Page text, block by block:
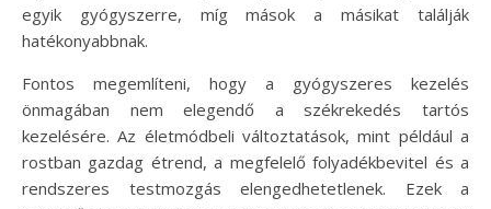
egyik gyógyszerre, míg mások a másikat találják
hatékonyabbnak.
Fontos megemlíteni, hogy a gyógyszeres kezelés
önmagában nem elegendő a székrekedés tartós
kezelésére. Az életmódbeli változtatások, mint például a
rostban gazdag étrend, a megfelelő folyadékbevitel és a
rendszeres testmozgás elengedhetetlenek. Ezek a